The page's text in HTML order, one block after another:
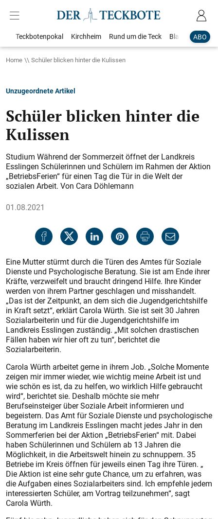
ABO
Teckbotenpokal Kirchheim Rund um die Teck Blaulicht
Home Schüler blicken hinter die Kulissen
Unzugeordnete Artikel
Schüler blicken hinter die
Kulissen
Studium Während der Sommerzeit öffnet der Landkreis
Esslingen Schülerinnen und Schülern im Rahmen der Aktion
„BetriebsFerien“ für einen Tag die Tür in die Welt der
sozialen Arbeit. Von Cara Döhlemann
01.08.2021
Eine Mutter stürmt durch die Türen des Amtes für Soziale
Dienste und Psychologische Beratung. Sie ist am Ende ihrer
Kräfte, verzweifelt und braucht dringend Hilfe. Ihre Kinder
werden von ihrem Partner geschlagen und misshandelt.
„Das ist der Zeitpunkt, an dem sich die Jugendgerichtshilfe
in Kraft setzt“, erklärt Carola Würth. Sie ist seit 30 Jahren
Sozialarbeiterin und für die Jugendgerichtshilfe im
Landkreis Esslingen zuständig. „Mit solchen drastischen
Fällen haben wir hier oft zu tun“, berichtet die
Sozialarbeiterin.
Carola Würth arbeitet gerne in ihrem Job. „Solche Momente
zeigen mir immer wieder, wie wichtig meine Arbeit ist und
wie schön es ist, da zu helfen, wo wirklich Hilfe gebraucht
wird“, berichtet sie. Deshalb möchte sie mehr
Berufseinsteiger über Soziale Arbeit informieren und
begeistern. Das Amt für Soziale Dienste und psychologische
Beratung im Landkreis Esslingen macht jedes Jahr in den
Sommerferien bei der Aktion „BetriebsFerien“ mit. Dabei
haben Schülerinnen und Schülern ab 13 Jahren die
Möglichkeit, in die Arbeitswelt hinein zu schnuppern. 35
Betriebe im Kreis öffnen für jeweils einen Tag ihre Türen. „
Die Aktion ist eine sehr gute Chance, um zu erfahren, was
die Aufgaben eines Sozialarbeiters sind. Ich empfehle jedem
interessierten Schüler, am Vortrag teilzunehmen“, sagt
Carola Würth.